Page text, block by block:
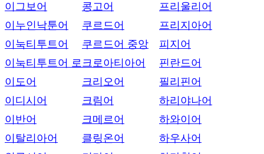
이그보어
이누인낙툰어
이눅티투트어
이눅티투트어 로
이도어
이디시어
이반어
이탈리아어
콩고어
쿠르드어
쿠르드어 중앙
크로아티아어
크리오어
크림어
크메르어
클링온어
프리울리어
프리지아어
피지어
핀란드어
필리핀어
하리야나어
하와이어
하우사어